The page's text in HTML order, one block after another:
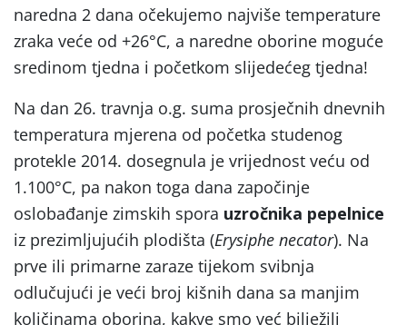
naredna 2 dana očekujemo najviše temperature
zraka veće od +26°C, a naredne oborine moguće
sredinom tjedna i početkom slijedećeg tjedna!
Na dan 26. travnja o.g. suma prosječnih dnevnih
temperatura mjerena od početka studenog
protekle 2014. dosegnula je vrijednost veću od
1.100°C, pa nakon toga dana započinje
oslobađanje zimskih spora uzročnika pepelnice
iz prezimljujućih plodišta (Erysiphe necator). Na
prve ili primarne zaraze tijekom svibnja
odlučujući je veći broj kišnih dana sa manjim
količinama oborina, kakve smo već bilježili